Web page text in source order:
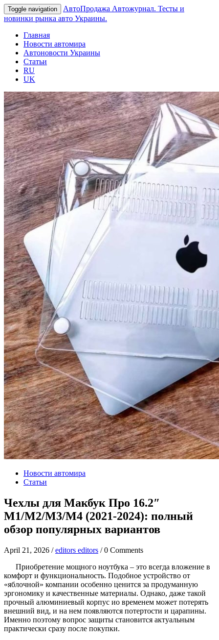
Toggle navigation АвтоПродажа Автожурнал. Тесты и
новинки рынка авто Украины.
Главная
Новости автомира
Автоновости Украины
Статьи
RU
UK
Новости автомира
Статьи
Чехлы для Макбук Про 16.2″
M1/M2/M3/M4 (2021-2024): полный
обзор популярных вариантов
April 21, 2026 /editors editors / 0 Comments
Приобретение мощного ноутбука – это всегда вложение в
комфорт и функциональность. Подобное устройство от
«яблочной» компании особенно ценится за продуманную
эргономику и качественные материалы. Однако, даже такой
прочный алюминиевый корпус ио временем может потерять
внешний вид, и на нем появляются потертости и царапины.
Именно поэтому вопрос защиты становится актуальным
практически сразу после покупки.